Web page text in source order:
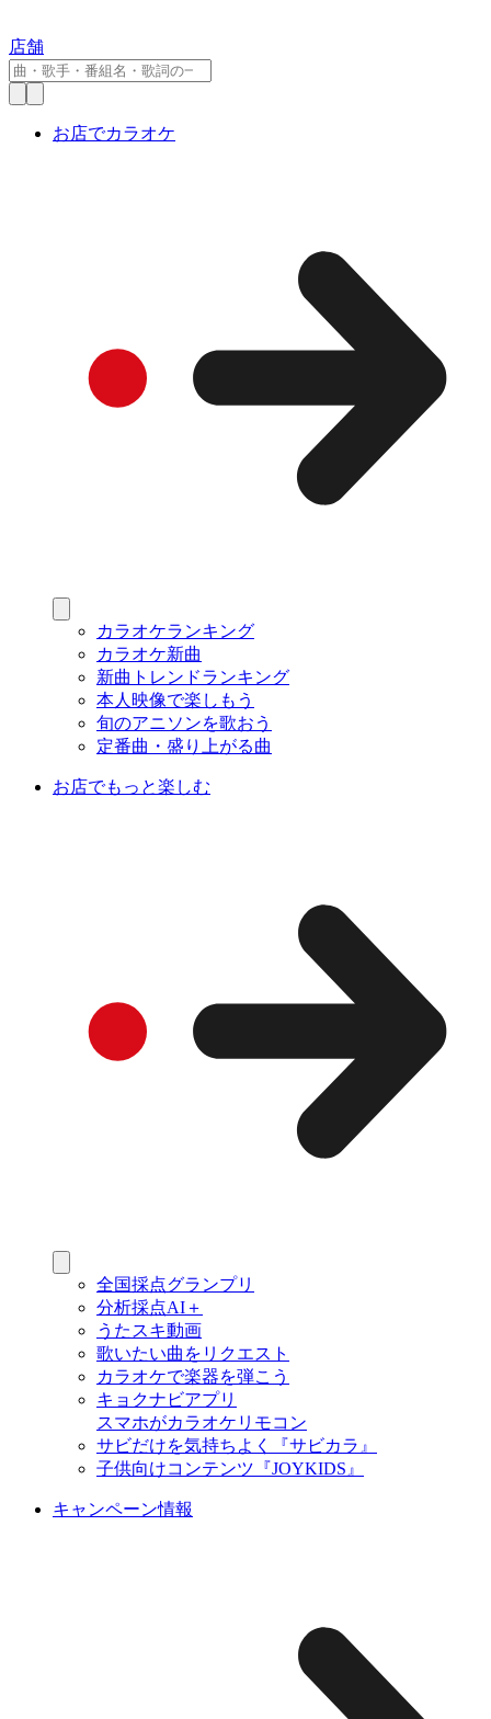
店舗
お店でカラオケ
カラオケランキング
カラオケ新曲
新曲トレンドランキング
本人映像で楽しもう
旬のアニソンを歌おう
定番曲・盛り上がる曲
お店でもっと楽しむ
全国採点グランプリ
分析採点AI＋
うたスキ動画
歌いたい曲をリクエスト
カラオケで楽器を弾こう
キョクナビアプリ
スマホがカラオケリモコン
サビだけを気持ちよく『サビカラ』
子供向けコンテンツ『JOYKIDS』
キャンペーン情報